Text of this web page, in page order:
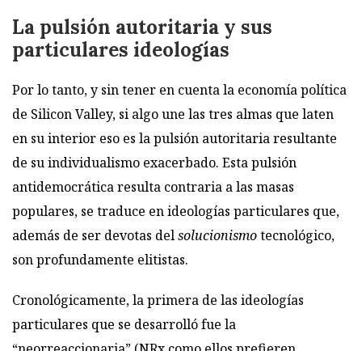
La pulsión autoritaria y sus
particulares ideologías
Por lo tanto, y sin tener en cuenta la economía política
de Silicon Valley, si algo une las tres almas que laten
en su interior eso es la pulsión autoritaria resultante
de su individualismo exacerbado. Esta pulsión
antidemocrática resulta contraria a las masas
populares, se traduce en ideologías particulares que,
además de ser devotas delsolucionismotecnológico,
son profundamente elitistas.
Cronológicamente, la primera de las ideologías
particulares que se desarrolló fue la